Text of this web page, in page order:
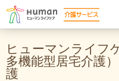
ヒューマンライフ
多機能型居宅介護
護